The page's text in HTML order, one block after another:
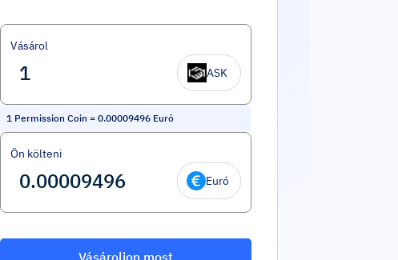
Vásárol
ASK
1 Permission Coin = 0.00009496 Euró
Ön költeni
Euró
Vásároljon most